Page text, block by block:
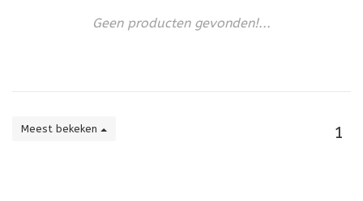
Geen producten gevonden!...
Meest bekeken 1